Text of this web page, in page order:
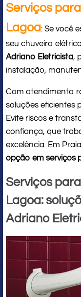
Serviços
Lagoa: Se você
seu chuveiro
Adriano Eletricista,
instalação,
Com atendimento
soluções eficientes
Evite riscos e
confiança, que
excelência. Em
opção em serviços
Serviços
Lagoa:
Adriano